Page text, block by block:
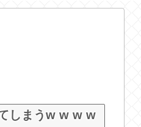
【衝撃】YouTuber山口達
しまうw w w w